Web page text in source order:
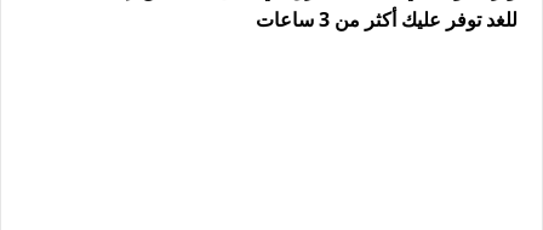
للغد توفر عليك أكثر من 3 ساعات